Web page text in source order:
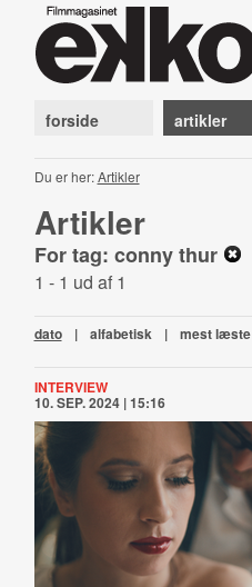
forside artikler
Du er her:Artikler
Artikler
For tag: conny thur
1 - 1 ud af 1
dato | alfabetisk | mest læste
INTERVIEW
10. SEP. 2024 | 15:16